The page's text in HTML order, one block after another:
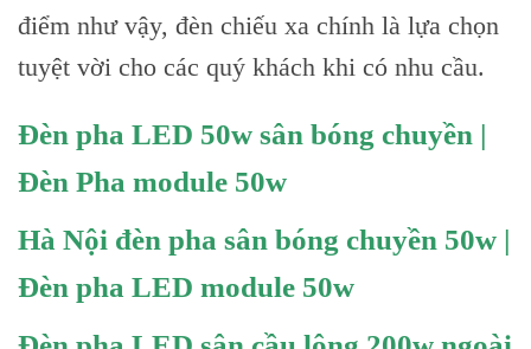
điểm như vậy, đèn chiếu xa chính là lựa chọn
tuyệt vời cho các quý khách khi có nhu cầu.
Đèn pha LED 50w sân bóng chuyền |
Đèn Pha module 50w
Hà Nội đèn pha sân bóng chuyền 50w |
Đèn pha LED module 50w